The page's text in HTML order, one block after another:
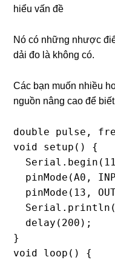
hiểu vấn đề
Nó có những nhược
dải đo là không có.
Các bạn muốn nhiều
nguồn nâng cao để
double pulse,
void setup() {
pinMode(A0,
pinMode(13,
  delay(200);
}
void loop() {